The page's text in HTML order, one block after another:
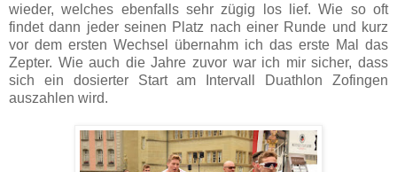
wieder, welches ebenfalls sehr zügig los lief. Wie so oft
findet dann jeder seinen Platz nach einer Runde und kurz
vor dem ersten Wechsel übernahm ich das erste Mal das
Zepter. Wie auch die Jahre zuvor war ich mir sicher, dass
sich ein dosierter Start am Intervall Duathlon Zofingen
auszahlen wird.